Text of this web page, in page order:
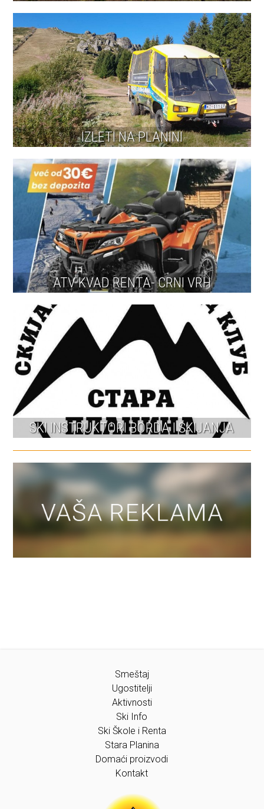
IZLETI NA PLANINI
ATV KVAD RENTA- CRNI VRH
SKI INSTRUKTORI BORDA I SKIJANJA
Smeštaj
Ugostitelji
Aktivnosti
Ski Info
Ski Škole i Renta
Stara Planina
Domaći proizvodi
Kontakt